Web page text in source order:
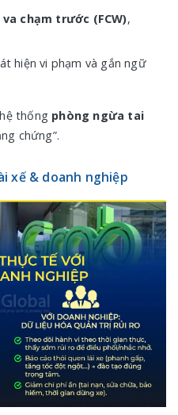
va chạm trước (FCW),
hiện vi phạm và gắn ngữ
thống phòng ngừa tai
chứng”.
xế & doanh nghiệp